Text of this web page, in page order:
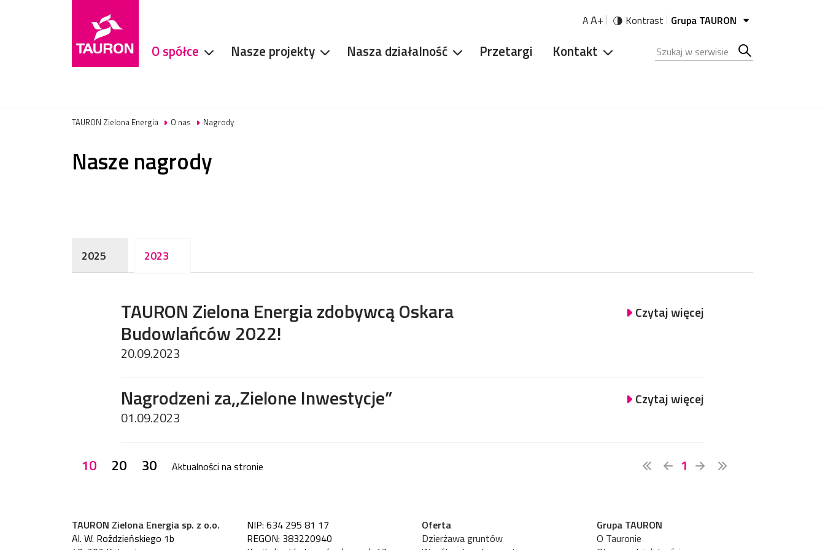
Szukana fraza
Grupa TAURON
O spółce Nasze projekty Nasza działalność Przetargi Kontakt
AA+ Kontrast
TAURON Zielona Energia O nas Nagrody
Nasze nagrody
2025 2023
TAURON Zielona Energia zdobywcą Oskara
Budowlańców 2022!
20.09.2023
Czytaj więcej
Nagrodzeni za,,Zielone Inwestycje”
01.09.2023
Czytaj więcej
10 20 30 Aktualności na stronie 1
TAURON Zielona Energia sp. z o.o.
Al. W. Roździeńskiego 1b
NIP: 634 295 81 17
REGON: 383220940
Oferta
Dzierżawa gruntów
Grupa TAURON
O Tauronie